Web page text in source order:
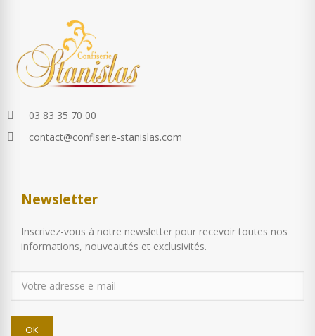
03 83 35 70 00
contact@confiserie-stanislas.com
Newsletter
Inscrivez-vous à notre newsletter pour recevoir toutes nos
informations, nouveautés et exclusivités.